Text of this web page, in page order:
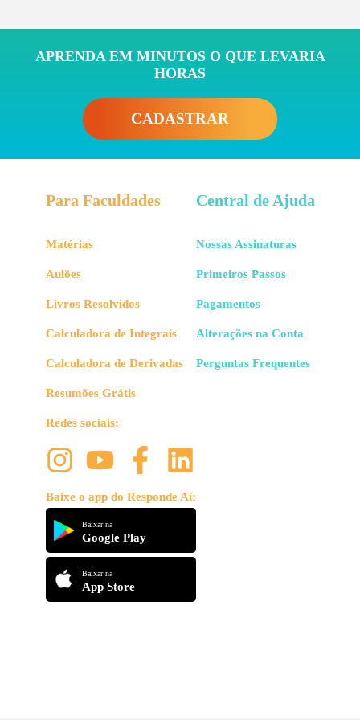
APRENDA EM MINUTOS O QUE LEVARIA
HORAS
CADASTRAR
Para Faculdades
Matérias
Aulões
Livros Resolvidos
Calculadora de Integrais
Calculadora de Derivadas
Resumões Grátis
Redes sociais:
Baixe o app do Responde Aí:
Baixar na
Google Play
Baixar na
App Store
Central de Ajuda
Nossas Assinaturas
Primeiros Passos
Pagamentos
Alterações na Conta
Perguntas Frequentes